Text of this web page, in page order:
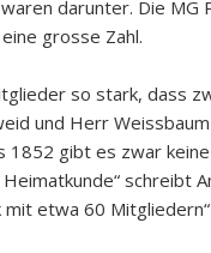
darunter. Die
grosse Zahl.
so stark, dass
und Herr
1852 gibt es zwar
schreibt
etwa 60